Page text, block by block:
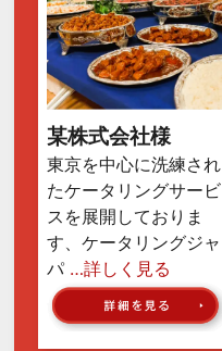
某株式会社様
東京を中心に洗練され
たケータリングサービ
スを展開しておりま
す、ケータリングジャ
パ …詳しく見る